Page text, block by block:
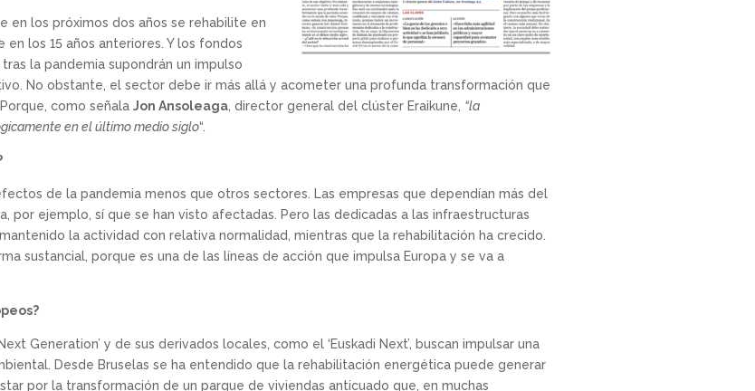
en los próximos dos años se rehabilite en
en los 15 años anteriores. Y los fondos
la pandemia supondrán un impulso
No obstante, el sector debe ir más allá y acometer una profunda transformación que
como señala Jon Ansoleaga, director general del clúster Eraikune, “la
en el último medio siglo“.
de la pandemia menos que otros sectores. Las empresas que dependían más del
por ejemplo, sí que se han visto afectadas. Pero las dedicadas a las infraestructuras
la actividad con relativa normalidad, mientras que la rehabilitación ha crecido.
sustancial, porque es una de las líneas de acción que impulsa Europa y se va a
Generation’ y de sus derivados locales, como el ‘Euskadi Next’, buscan impulsar una
Desde Bruselas se ha entendido que la rehabilitación energética puede generar
por la transformación de un parque de viviendas anticuado que, en muchas